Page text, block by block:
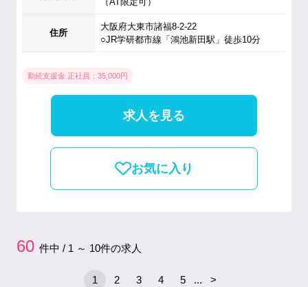
住所
大阪府大東市諸福8-2-22
○JR学研都市線「鴻池新田駅」徒歩10分
勤続支援金 正社員：35,000円
求人を見る
お気に入り
60 件中 / 1 ～ 10件の求人
1 2 3 4 5 ... >